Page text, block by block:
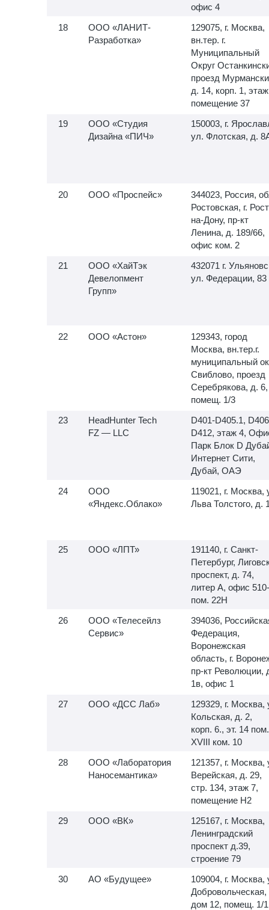
офис 4
ООО «ЛАНИТ-
Разработка»
129075, г. Москва,
вн.тер. г.
Муниципальный
Округ
проезд
д. 14, корп. 1,
помещение 37
ООО «Студия
Дизайна «ПИЧ»
150003, г.
ул. Флотская, д.
ООО «Проспейс»
344023, Россия,
Ростовская, г.
на-Дону, пр-кт
Ленина, д. 189/66,
офис ком. 2
ООО «ХайТэк
Девелопмент
Групп»
432071 г.
ул. Федерации, 83
ООО «Астон»
129343, город
Москва, вн.тер.г.
муниципальный
Свиблово, проезд
Серебрякова, д. 6,
помещ. 1/3
HeadHunter Tech
FZ — LLC
D401-D405.1,
D412, этаж 4,
Парк Блок D
Интернет Сити,
Дубай, ОАЭ
ООО
«Яндекс.Облако»
119021, г. Москва,
Льва Толстого, д.
ООО «ЛПТ»
191140, г. Санкт-
Петербург,
проспект, д. 74,
литер А, офис
пом. 22Н
ООО «Телесейлз
Сервис»
394036,
Федерация,
Воронежская
область, г.
пр-кт Революции,
1в, офис 1
ООО «ДСС Лаб»
129329, г. Москва,
Кольская, д. 2,
корп. 6., эт. 14 пом.
XVIII ком. 10
ООО «Лаборатория
Наносемантика»
121357, г. Москва,
Верейская, д. 29,
стр. 134, этаж 7,
помещение H2
ООО «ВК»
125167, г. Москва,
Ленинградский
проспект д.39,
строение 79
АО «Будущее»
109004, г. Москва,
Добровольческая,
дом 12, помещ. 1/1